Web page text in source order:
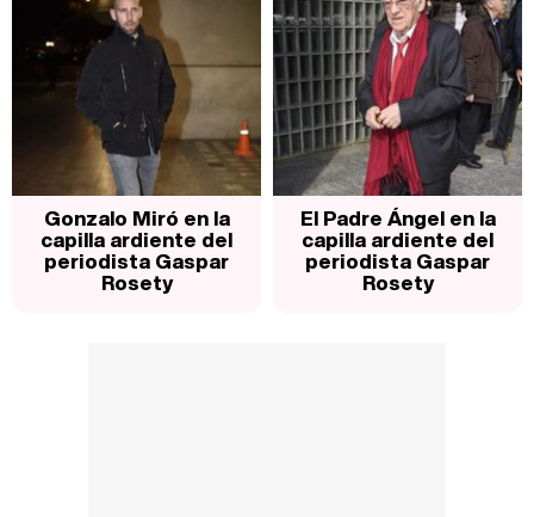
Gonzalo Miró en la
capilla ardiente del
periodista Gaspar
Rosety
El Padre Ángel en la
capilla ardiente del
periodista Gaspar
Rosety